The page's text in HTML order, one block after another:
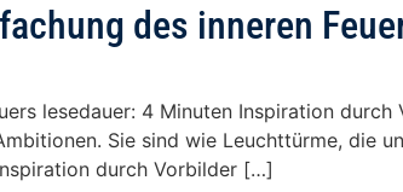
des inneren
lesedauer: 4 Minuten Inspiration
Sie sind wie Leuchttürme, die
durch Vorbilder […]